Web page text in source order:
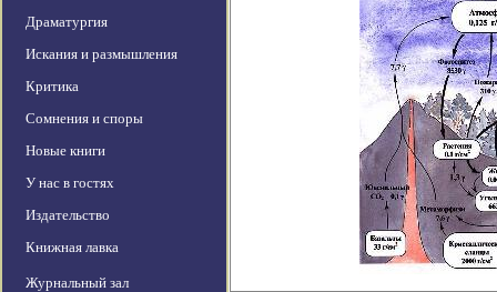
Драматургия
Искания и размышления
Критика
Сомнения и споры
Новые книги
У нас в гостях
Издательство
Книжная лавка
Журнальный зал